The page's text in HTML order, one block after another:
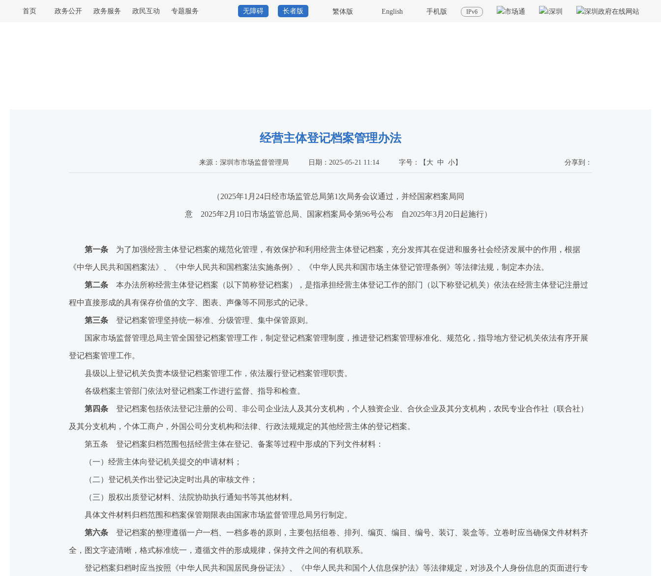
首页 政务公开 政务服务 政民互动 专题服务 无障碍 长者版 繁体版 English 手机版 IPv6
经营主体登记档案管理办法
来源： 深圳市市场监督管理局 日期：2025-05-21 11:14 字号： 【 大 中 小】 分享到：
（2025年1月24日经市场监管总局第1次局务会议通过，并经国家档案局同
意 2025年2月10日市场监管总局、国家档案局令第96号公布 自2025年3月20日起施行）
第一条 为了加强经营主体登记档案的规范化管理，有效保护和利用经营主体登记档案，充分发挥其在促进和服务社会经济发展中的作用，根据
《中华人民共和国档案法》、《中华人民共和国档案法实施条例》、《中华人民共和国市场主体登记管理条例》等法律法规，制定本办法。
第二条 本办法所称经营主体登记档案（以下简称登记档案），是指承担经营主体登记工作的部门（以下称登记机关）依法在经营主体登记注册过
程中直接形成的具有保存价值的文字、图表、声像等不同形式的记录。
第三条 登记档案管理坚持统一标准、分级管理、集中保管原则。
国家市场监督管理总局主管全国登记档案管理工作，制定登记档案管理制度，推进登记档案管理标准化、规范化，指导地方登记机关依法有序开展
登记档案管理工作。
县级以上登记机关负责本级登记档案管理工作，依法履行登记档案管理职责。
各级档案主管部门依法对登记档案工作进行监督、指导和检查。
第四条 登记档案包括依法登记注册的公司、非公司企业法人及其分支机构，个人独资企业、合伙企业及其分支机构，农民专业合作社（联合社）
及其分支机构，个体工商户，外国公司分支机构和法律、行政法规规定的其他经营主体的登记档案。
第五条 登记档案归档范围包括经营主体在登记、备案等过程中形成的下列文件材料：
（一）经营主体向登记机关提交的申请材料；
（二）登记机关作出登记决定时出具的审核文件；
（三）股权出质登记材料、法院协助执行通知书等其他材料。
具体文件材料归档范围和档案保管期限表由国家市场监督管理总局另行制定。
第六条 登记档案的整理遵循一户一档、一档多卷的原则，主要包括组卷、排列、编页、编目、编号、装订、装盒等。立卷时应当确保文件材料齐
全，图文字迹清晰，格式标准统一，遵循文件的形成规律，保持文件之间的有机联系。
登记档案归档时应当按照《中华人民共和国居民身份证法》、《中华人民共和国个人信息保护法》等法律规定，对涉及个人身份信息的页面进行专